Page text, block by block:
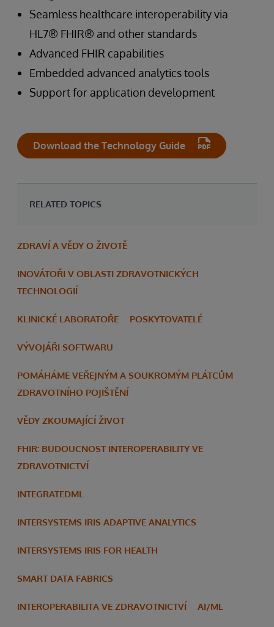
Seamless healthcare interoperability via
HL7® FHIR® and other standards
Advanced FHIR capabilities
Embedded advanced analytics tools
Support for application development
Download the Technology Guide
RELATED TOPICS
ZDRAVÍ A VĚDY O ŽIVOTĚ
INOVÁTOŘI V OBLASTI ZDRAVOTNICKÝCH
TECHNOLOGIÍ
KLINICKÉ LABORATOŘE POSKYTOVATELÉ
VÝVOJÁŘI SOFTWARU
POMÁHÁME VEŘEJNÝM A SOUKROMÝM PLÁTCŮM
ZDRAVOTNÍHO POJIŠTĚNÍ
VĚDY ZKOUMAJÍCÍ ŽIVOT
FHIR: BUDOUCNOST INTEROPERABILITY VE
ZDRAVOTNICTVÍ
INTEGRATEDML
INTERSYSTEMS IRIS ADAPTIVE ANALYTICS
INTERSYSTEMS IRIS FOR HEALTH
SMART DATA FABRICS
INTEROPERABILITA VE ZDRAVOTNICTVÍ AI/ML